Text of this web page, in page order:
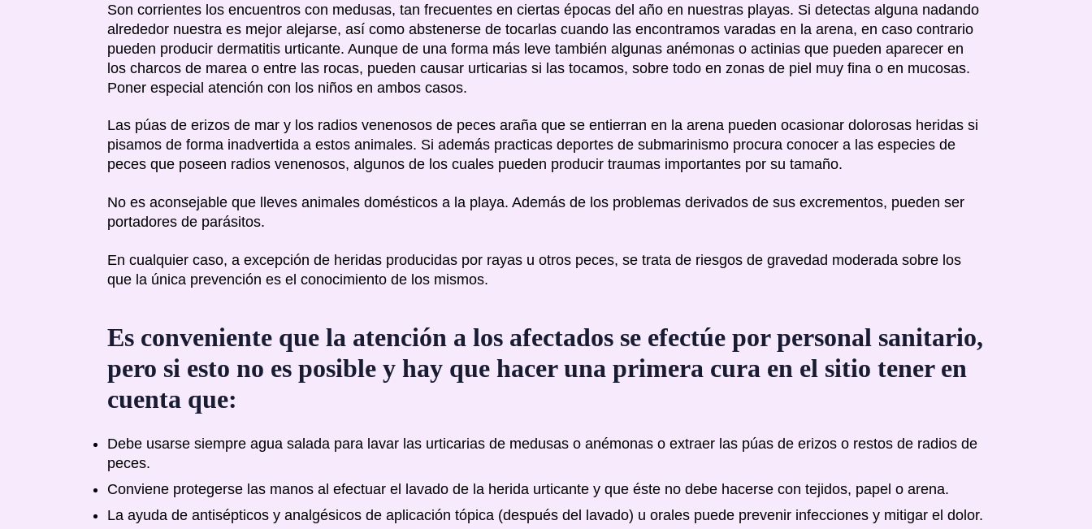
Son corrientes los encuentros con medusas, tan frecuentes en ciertas épocas del año en nuestras playas. Si detectas alguna nadando
alrededor nuestra es mejor alejarse, así como abstenerse de tocarlas cuando las encontramos varadas en la arena, en caso contrario
pueden producir dermatitis urticante. Aunque de una forma más leve también algunas anémonas o actinias que pueden aparecer en
los charcos de marea o entre las rocas, pueden causar urticarias si las tocamos, sobre todo en zonas de piel muy fina o en mucosas.
Poner especial atención con los niños en ambos casos.
Las púas de erizos de mar y los radios venenosos de peces araña que se entierran en la arena pueden ocasionar dolorosas heridas si
pisamos de forma inadvertida a estos animales. Si además practicas deportes de submarinismo procura conocer a las especies de
peces que poseen radios venenosos, algunos de los cuales pueden producir traumas importantes por su tamaño.
No es aconsejable que lleves animales domésticos a la playa. Además de los problemas derivados de sus excrementos, pueden ser
portadores de parásitos.
En cualquier caso, a excepción de heridas producidas por rayas u otros peces, se trata de riesgos de gravedad moderada sobre los
que la única prevención es el conocimiento de los mismos.
Es conveniente que la atención a los afectados se efectúe por personal sanitario,
pero si esto no es posible y hay que hacer una primera cura en el sitio tener en
cuenta que:
Debe usarse siempre agua salada para lavar las urticarias de medusas o anémonas o extraer las púas de erizos o restos de radios de
peces.
Conviene protegerse las manos al efectuar el lavado de la herida urticante y que éste no debe hacerse con tejidos, papel o arena.
La ayuda de antisépticos y analgésicos de aplicación tópica (después del lavado) u orales puede prevenir infecciones y mitigar el dolor.